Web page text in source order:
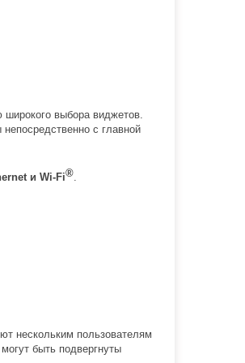
выбора виджетов.
с главной
и Wi-Fi®
нескольким пользователям
быть подвергнуты